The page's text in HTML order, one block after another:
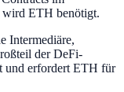
wird ETH benötigt.
Intermediäre,
der DeFi-
und erfordert ETH für